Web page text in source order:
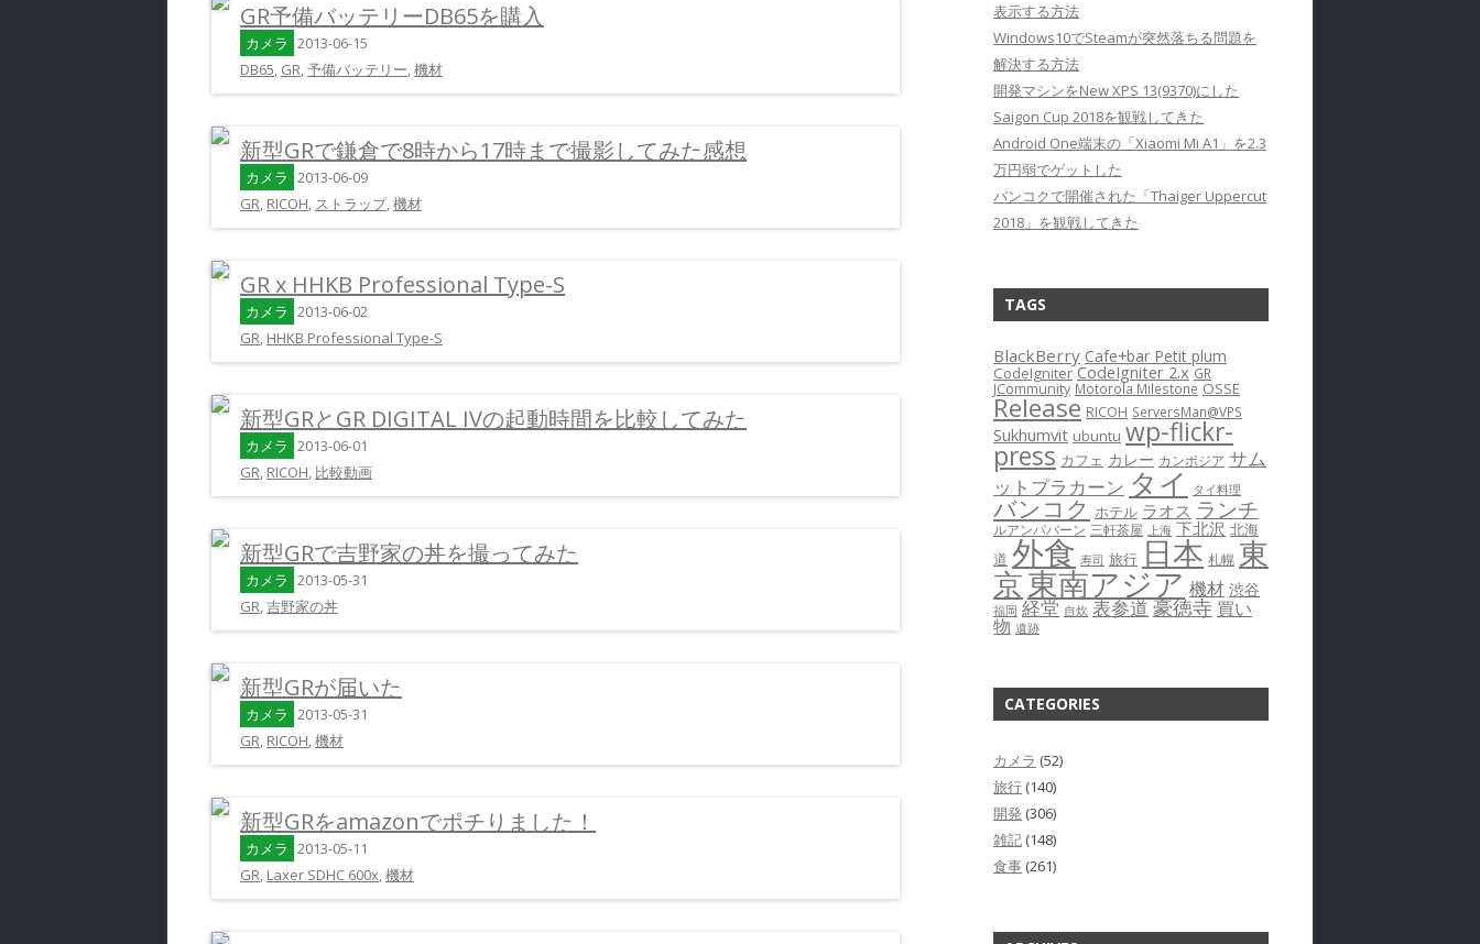
GR予備バッテリーDB65を購入
カメラ 2013-06-15
DB65, GR,予備バッテリー,機材
新型GRで鎌倉で8時から17時まで撮影してみた感想
カメラ 2013-06-09
GR, RICOH, ストラップ,機材
GR x HHKB Professional Type-S
カメラ 2013-06-02
GR, HHKB Professional Type-S
新型GRとGR DIGITAL IVの起動時間を比較してみた
カメラ 2013-06-01
GR, RICOH, 比較動画
新型GRで吉野家の丼を撮ってみた
カメラ 2013-05-31
GR,吉野家の丼
新型GRが届いた
カメラ 2013-05-31
GR, RICOH,機材
新型GRをamazonでポチりました！
カメラ 2013-05-11
GR, Laxer SDHC 600x,機材
表示する方法
Windows10でSteamが突然落ちる問題を
解決する方法
開発マシンをNew XPS 13(9370)にした
Saigon Cup 2018を観戦してきた
Android One端末の「Xiaomi Mi A1」を2.3
万円弱でゲットした
バンコクで開催された「Thaiger Uppercut
2018」を観戦してきた
TAGS
BlackBerry Cafe+bar Petit plum
CodeIgniter CodeIgniter 2.x GR
JCommunity Motorola Milestone OSSE
Release RICOH ServersMan@VPS
Sukhumvit ubuntu wp-flickr-
press カフェ カレー カンボジア サム
ットプラカーン タイ タイ料理
バンコク ホテル ラオス ランチ
ルアンパバーン 三軒茶屋 上海 下北沢 北海
道 外食 寿司 旅行 日本 札幌 東
京東南アジア 機材 渋谷
福岡 経堂 自炊 表参道豪徳寺 買い
物 遺跡
CATEGORIES
カメラ (52)
旅行 (140)
開発 (306)
雑記 (148)
食事 (261)